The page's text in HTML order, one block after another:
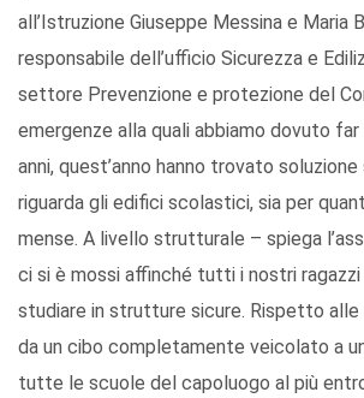
all’Istruzione Giuseppe Messina e Maria
responsabile dell’ufficio Sicurezza e
settore Prevenzione e protezione del
emergenze alla quali abbiamo dovuto
anni, quest’anno hanno trovato
riguarda gli edifici scolastici, sia per
mense. A livello strutturale – spiega
ci si è mossi affinché tutti i nostri
studiare in strutture sicure. Rispetto alle
da un cibo completamente veicolato a
tutte le scuole del capoluogo al più